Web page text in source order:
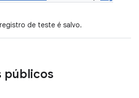
de teste é salvo.
públicos